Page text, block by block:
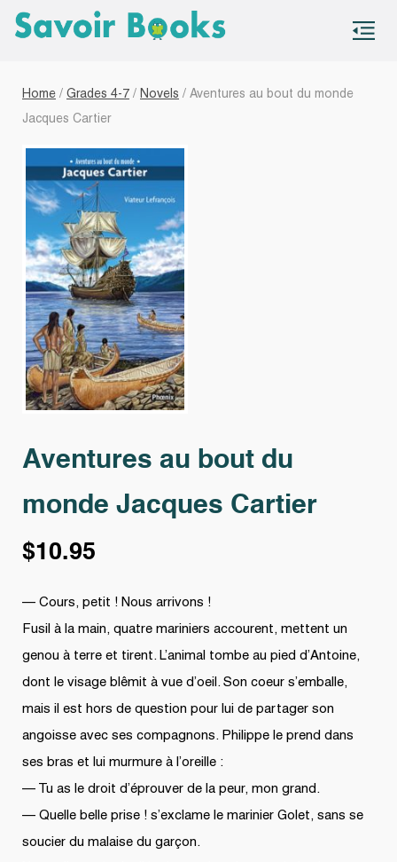
Home / Grades 4-7 / Novels / Aventures au bout du monde
Jacques Cartier
Aventures au bout du
monde Jacques Cartier
$10.95
— Cours, petit ! Nous arrivons !
Fusil à la main, quatre mariniers accourent, mettent un
genou à terre et tirent. L’animal tombe au pied d’Antoine,
dont le visage blêmit à vue d’oeil. Son coeur s’emballe,
mais il est hors de question pour lui de partager son
angoisse avec ses compagnons. Philippe le prend dans
ses bras et lui murmure à l’oreille :
— Tu as le droit d’éprouver de la peur, mon grand.
— Quelle belle prise ! s’exclame le marinier Golet, sans se
soucier du malaise du garçon.